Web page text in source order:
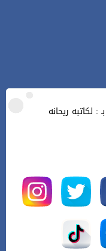
: لكاتبه ريحانه